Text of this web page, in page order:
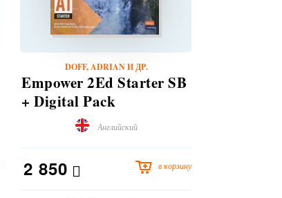
DOFF, ADRIAN И ДР.
Empower 2Ed Starter SB
+ Digital Pack
Английский
2 850 в корзину